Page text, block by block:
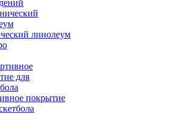
линолеум
покрытие